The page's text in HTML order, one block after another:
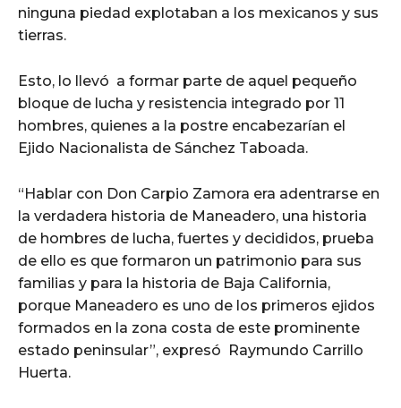
ninguna piedad explotaban a los mexicanos y sus
tierras.
Esto, lo llevó a formar parte de aquel pequeño
bloque de lucha y resistencia integrado por 11
hombres, quienes a la postre encabezarían el
Ejido Nacionalista de Sánchez Taboada.
“Hablar con Don Carpio Zamora era adentrarse en
la verdadera historia de Maneadero, una historia
de hombres de lucha, fuertes y decididos, prueba
de ello es que formaron un patrimonio para sus
familias y para la historia de Baja California,
porque Maneadero es uno de los primeros ejidos
formados en la zona costa de este prominente
estado peninsular”, expresó Raymundo Carrillo
Huerta.